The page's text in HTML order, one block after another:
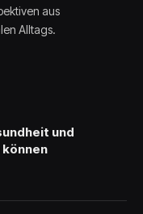
aus
Alltags.
und